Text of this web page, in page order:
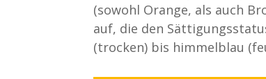
(sowohl Orange, als auch
auf, die den
(trocken) bis himmelblau